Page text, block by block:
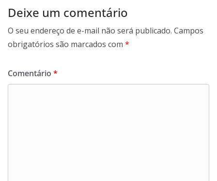
Deixe um comentário
O seu endereço de e-mail não será publicado. Campos
obrigatórios são marcados com *
Comentário *